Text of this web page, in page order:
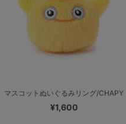
マスコットぬいぐるみリング/CHAPY
¥1,600